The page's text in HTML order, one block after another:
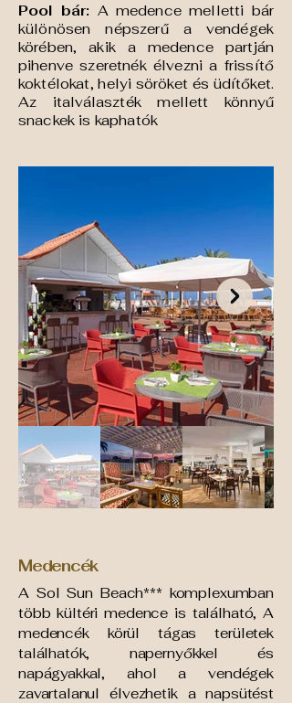
Pool bár: A medence melletti bár
különösen népszerű a vendégek
körében, akik a medence partján
pihenve szeretnék élvezni a frissítő
koktélokat, helyi söröket és üdítőket.
Az italválaszték mellett könnyű
snackek is kaphatók
Medencék
A Sol Sun Beach*** komplexumban
több kültéri medence is található, A
medencék körül tágas területek
találhatók, napernyőkkel és
napágyakkal, ahol a vendégek
zavartalanul élvezhetik a napsütést